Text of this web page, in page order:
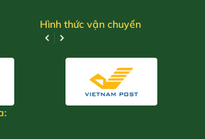
Hình thức vận chuyển